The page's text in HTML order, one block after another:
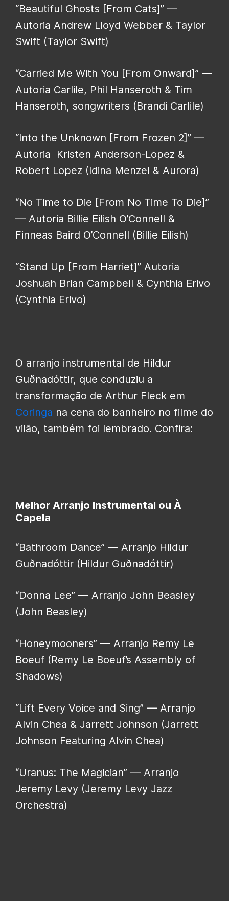
“Beautiful Ghosts [From Cats]” —
Autoria Andrew Lloyd Webber & Taylor
Swift (Taylor Swift)
“Carried Me With You [From Onward]” —
Autoria Carlile, Phil Hanseroth & Tim
Hanseroth, songwriters (Brandi Carlile)
“Into the Unknown [From Frozen 2]” —
Autoria Kristen Anderson-Lopez &
Robert Lopez (Idina Menzel & Aurora)
“No Time to Die [From No Time To Die]”
— Autoria Billie Eilish O’Connell &
Finneas Baird O’Connell (Billie Eilish)
“Stand Up [From Harriet]” Autoria
Joshuah Brian Campbell & Cynthia Erivo
(Cynthia Erivo)
O arranjo instrumental de Hildur
Guðnadóttir, que conduziu a
transformação de Arthur Fleck em
Coringa na cena do banheiro no filme do
vilão, também foi lembrado. Confira:
Melhor Arranjo Instrumental ou À
Capela
“Bathroom Dance” — Arranjo Hildur
Guðnadóttir (Hildur Guðnadóttir)
“Donna Lee” — Arranjo John Beasley
(John Beasley)
“Honeymooners” — Arranjo Remy Le
Boeuf (Remy Le Boeuf’s Assembly of
Shadows)
“Lift Every Voice and Sing” — Arranjo
Alvin Chea & Jarrett Johnson (Jarrett
Johnson Featuring Alvin Chea)
“Uranus: The Magician” — Arranjo
Jeremy Levy (Jeremy Levy Jazz
Orchestra)